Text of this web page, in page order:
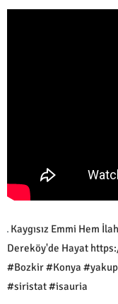
Kaygısız Emmi Hem
Dereköy'de Hayat
#Bozkir #Konya
#siristat #isauria